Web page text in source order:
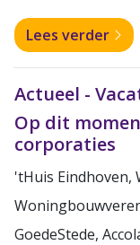
Lees verder
Actueel -
Op dit
corporaties
'tHuis Eindhoven,
GoedeStede,